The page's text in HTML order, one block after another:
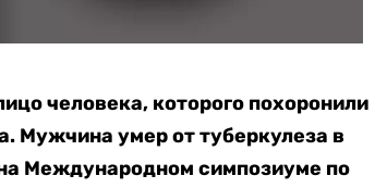
человека, которого похоронили
Мужчина умер от туберкулеза в
Международном симпозиуме по